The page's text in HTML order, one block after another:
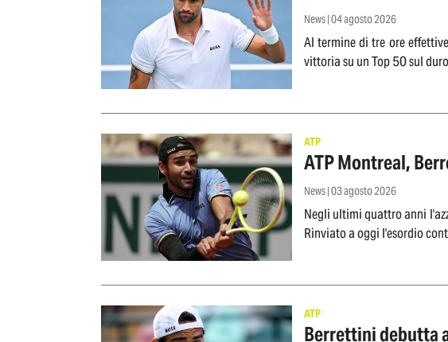
News | 04 agosto 2026
Al termine di tre ore
vittoria su un Top 50 sul
ATP
ATP Montreal,
News | 03 agosto 2026
Negli ultimi quattro anni
Rinviato a oggi l'esordio
ATP
Berrettini debutta